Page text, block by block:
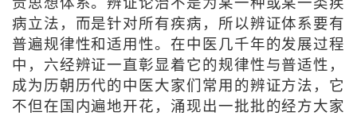
贵思想体系。辨证论治不是为某一种或某一类疾
病立法，而是针对所有疾病，所以辨证体系要有
普遍规律性和适用性。在中医几千年的发展过程
中，六经辨证一直彰显着它的规律性与普适性，
成为历朝历代的中医大家们常用的辨证方法，它
不但在国内遍地开花，涌现出一批批的经方大家